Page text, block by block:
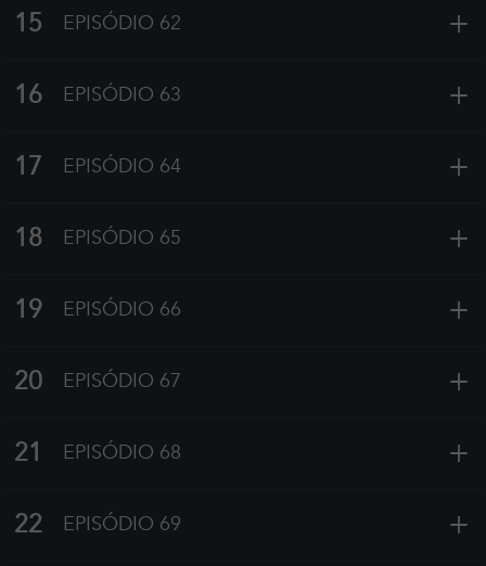
15 EPISÓDIO 62 +
16 EPISÓDIO 63 +
17 EPISÓDIO 64 +
18 EPISÓDIO 65 +
19 EPISÓDIO 66 +
20 EPISÓDIO 67 +
21 EPISÓDIO 68 +
22 EPISÓDIO 69 +